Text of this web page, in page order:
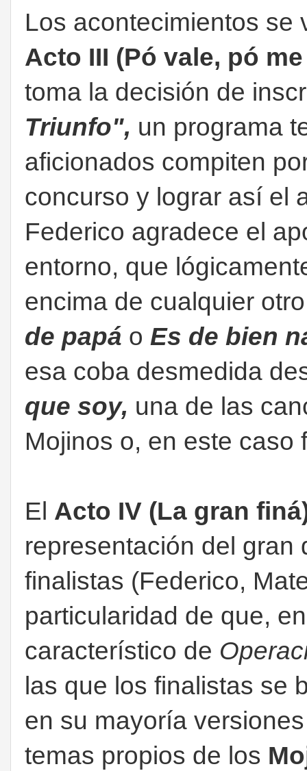
Los acontecimientos se
Acto III (Pó vale, pó
toma la decisión de
Triunfo", un programa
aficionados compiten
concurso y lograr así el
Federico agradece el
entorno, que
encima de cualquier
de papá o Es de bien
esa coba desmedida
que soy, una de las
Mojinos o, en este caso
El Acto IV (La gran
representación del gran
finalistas (Federico,
particularidad de que,
característico de
las que los finalistas se
en su mayoría
temas propios de los